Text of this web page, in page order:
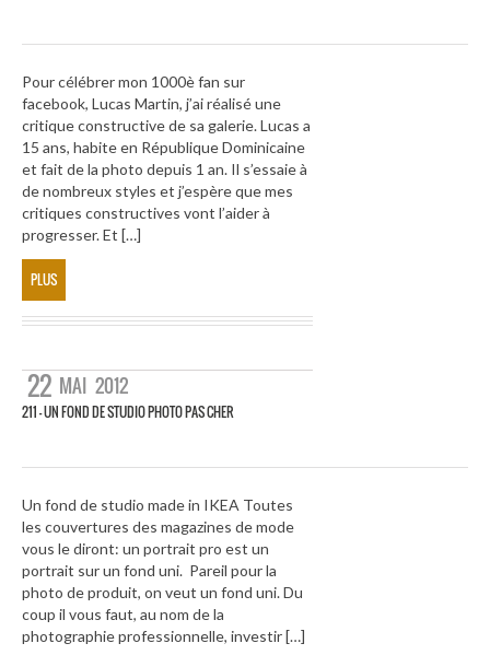
Pour célébrer mon 1000è fan sur
facebook, Lucas Martin, j’ai réalisé une
critique constructive de sa galerie. Lucas a
15 ans, habite en République Dominicaine
et fait de la photo depuis 1 an. Il s’essaie à
de nombreux styles et j’espère que mes
critiques constructives vont l’aider à
progresser. Et […]
PLUS
22 MAI 2012
211 – UN FOND DE STUDIO PHOTO PAS CHER
Un fond de studio made in IKEA Toutes
les couvertures des magazines de mode
vous le diront: un portrait pro est un
portrait sur un fond uni. Pareil pour la
photo de produit, on veut un fond uni. Du
coup il vous faut, au nom de la
photographie professionnelle, investir […]